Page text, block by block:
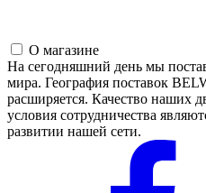
О магазине
На сегодняшний день мы
мира. География поставок
расширяется. Качество наших
условия сотрудничества
развитии нашей сети.